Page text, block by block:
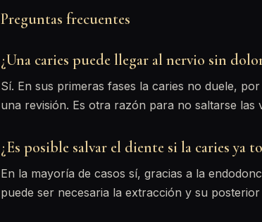
Preguntas frecuentes
¿Una caries puede llegar al nervio sin
Sí. En sus primeras fases la caries no duele,
una revisión. Es otra razón para no saltarse las
¿Es posible salvar el diente si la caries ya
En la mayoría de casos sí, gracias a la
puede ser necesaria la extracción y su